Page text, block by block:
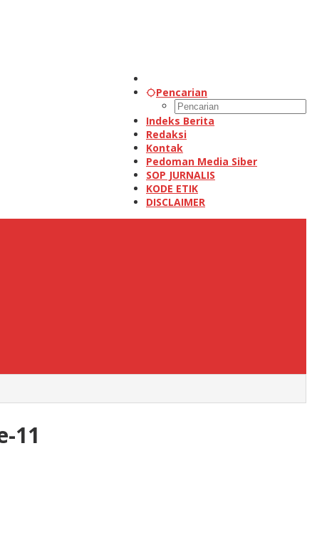
Pencarian
Indeks Berita
Redaksi
Kontak
Pedoman Media Siber
SOP JURNALIS
KODE ETIK
DISCLAIMER
11